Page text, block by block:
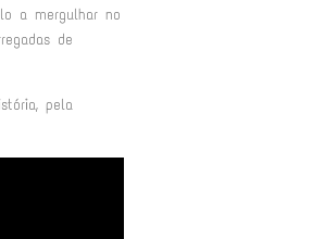
a mergulhar no
de
pela